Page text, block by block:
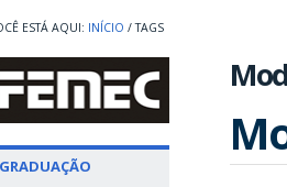
INÍCIO / TAGS
GRADUAÇÃO